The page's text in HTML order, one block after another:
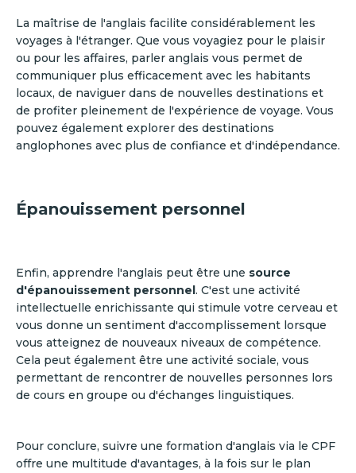
La maîtrise de l'anglais facilite considérablement les
voyages à l'étranger. Que vous voyagiez pour le plaisir
ou pour les affaires, parler anglais vous permet de
communiquer plus efficacement avec les habitants
locaux, de naviguer dans de nouvelles destinations et
de profiter pleinement de l'expérience de voyage. Vous
pouvez également explorer des destinations
anglophones avec plus de confiance et d'indépendance.
Épanouissement personnel
Enfin, apprendre l'anglais peut être une source
d'épanouissement personnel. C'est une activité
intellectuelle enrichissante qui stimule votre cerveau et
vous donne un sentiment d'accomplissement lorsque
vous atteignez de nouveaux niveaux de compétence.
Cela peut également être une activité sociale, vous
permettant de rencontrer de nouvelles personnes lors
de cours en groupe ou d'échanges linguistiques.
Pour conclure, suivre une formation d'anglais via le CPF
offre une multitude d'avantages, à la fois sur le plan